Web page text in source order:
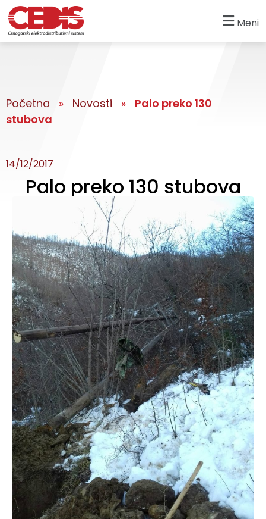
Meni
Početna » Novosti »
Palo preko 130
stubova
14/12/2017
Palo preko 130 stubova